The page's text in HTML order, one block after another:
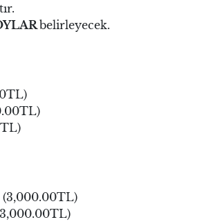
belirleyecek.
(3,000.00TL)